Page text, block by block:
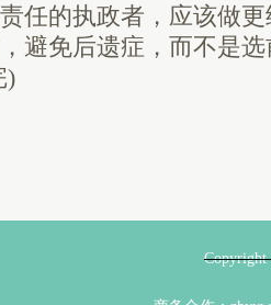
的执政者，应该做更
避免后遗症，而不是
)